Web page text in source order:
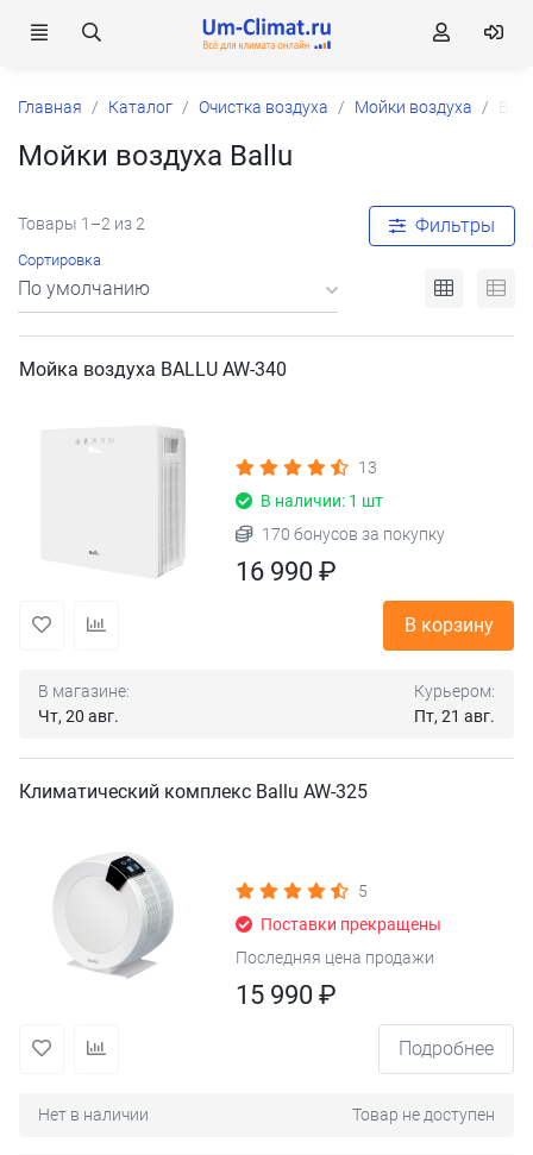
Главная Каталог Очистка воздуха Мойки воздуха
Мойки воздуха Ballu
Товары 1–2 из 2 Фильтры
Сортировка
Мойка воздуха BALLU AW-340
13
В наличии: 1 шт
170 бонусов за покупку
16 990 ₽
В корзину
В магазине:
Чт, 20 авг.
Курьером:
Пт, 21 авг.
Климатический комплекс Ballu AW-325
5
Поставки прекращены
Последняя цена продажи
15 990 ₽
Подробнее
Нет в наличии Товар не доступен